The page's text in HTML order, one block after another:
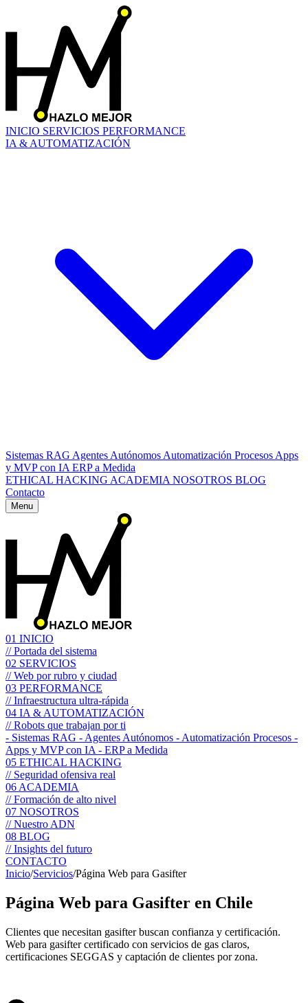
INICIO SERVICIOS PERFORMANCE
IA & AUTOMATIZACIÓN
Sistemas RAG Agentes Autónomos Automatización Procesos Apps
y MVP con IA ERP a Medida
ETHICAL HACKING ACADEMIA NOSOTROS BLOG
Contacto
Menu
01 INICIO
// Portada del sistema
02 SERVICIOS
// Web por rubro y ciudad
03 PERFORMANCE
// Infraestructura ultra-rápida
04 IA & AUTOMATIZACIÓN
// Robots que trabajan por ti
- Sistemas RAG - Agentes Autónomos - Automatización Procesos -
Apps y MVP con IA - ERP a Medida
05 ETHICAL HACKING
// Seguridad ofensiva real
06 ACADEMIA
// Formación de alto nivel
07 NOSOTROS
// Nuestro ADN
08 BLOG
// Insights del futuro
CONTACTO
Inicio/Servicios/Página Web para Gasifter
Página Web para Gasifter en Chile
Clientes que necesitan gasifter buscan confianza y certificación.
Web para gasifter certificado con servicios de gas claros,
certificaciones SEGGAS y captación de clientes por zona.